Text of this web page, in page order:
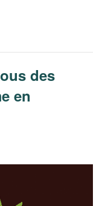
des
en